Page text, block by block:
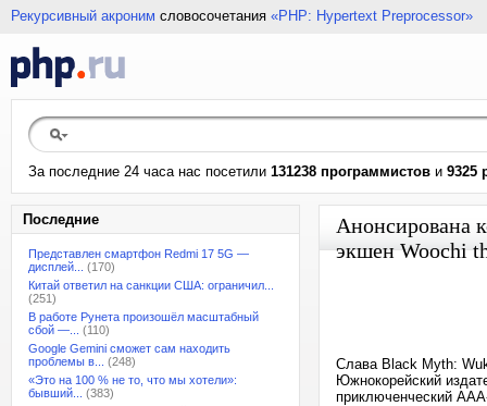
Рекурсивный акроним словосочетания «PHP: Hypertext Preprocessor»
За последние 24 часа нас посетили 131238 программистов и 9325
Последние
Представлен смартфон Redmi 17 5G —
дисплей...
(170)
Китай ответил на санкции США: ограничил...
(251)
В работе Рунета произошёл масштабный
сбой —...
(110)
Google Gemini сможет сам находить
проблемы в...
(248)
«Это на 100 % не то, что мы хотели»:
бывший...
(383)
Анонсирована
экшен Woochi
Слава Black Myth:
Южнокорейский
приключенческий